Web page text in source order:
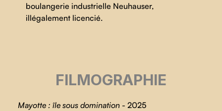
boulangerie industrielle Neuhauser,
illégalement licencié.
FILMOGRAPHIE
Mayotte : île sous domination - 2025